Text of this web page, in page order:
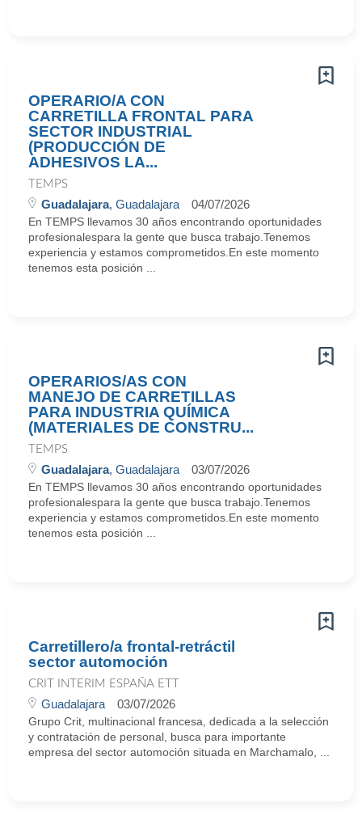
OPERARIO/A CON
CARRETILLA FRONTAL PARA
SECTOR INDUSTRIAL
(PRODUCCIÓN DE
ADHESIVOS LA...
TEMPS
Guadalajara, Guadalajara 04/07/2026
En TEMPS llevamos 30 años encontrando oportunidades
profesionalespara la gente que busca trabajo.Tenemos
experiencia y estamos comprometidos.En este momento
tenemos esta posición ...
OPERARIOS/AS CON
MANEJO DE CARRETILLAS
PARA INDUSTRIA QUÍMICA
(MATERIALES DE CONSTRU...
TEMPS
Guadalajara, Guadalajara 03/07/2026
En TEMPS llevamos 30 años encontrando oportunidades
profesionalespara la gente que busca trabajo.Tenemos
experiencia y estamos comprometidos.En este momento
tenemos esta posición ...
Carretillero/a frontal-retráctil
sector automoción
CRIT INTERIM ESPAÑA ETT
Guadalajara 03/07/2026
Grupo Crit, multinacional francesa, dedicada a la selección
y contratación de personal, busca para importante
empresa del sector automoción situada en Marchamalo, ...